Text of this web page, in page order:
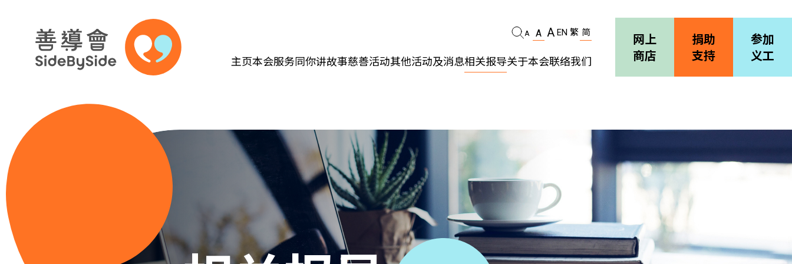
A A A EN 繁 简
主页本会服务
职能发展
社区教育
多元共融
社区连系
同你讲故事慈善活动其他活动及消息相关报导关于本会联络我们
网上
商店
捐助
支持
参加
义工